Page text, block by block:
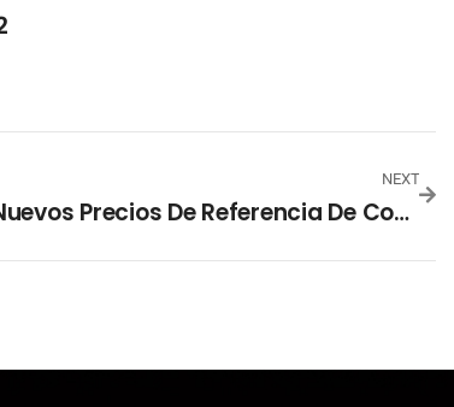
NEXT
Nuevos Precios De Referencia De Combustible Registran Fuertes Alzas